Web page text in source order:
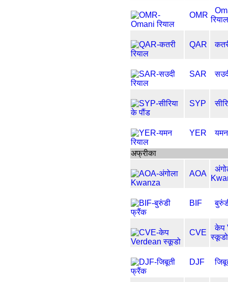
OMR
रियाल
QAR
SAR
SYP
YER यमन
अफ्रीका
AOA
BIF
CVE
केप
स्कूडो
DJF